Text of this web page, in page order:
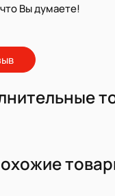
Вы думаете!